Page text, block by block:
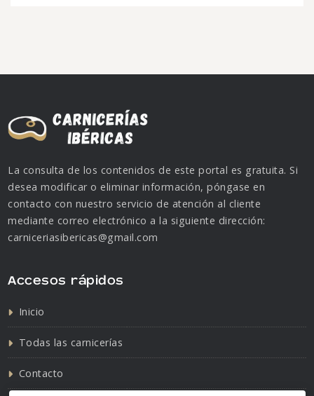
La consulta de los contenidos de este portal es gratuita. Si
desea modificar o eliminar información, póngase en
contacto con nuestro servicio de atención al cliente
mediante correo electrónico a la siguiente dirección:
carniceriasibericas@gmail.com
Accesos rápidos
Inicio
Todas las carnicerías
Contacto